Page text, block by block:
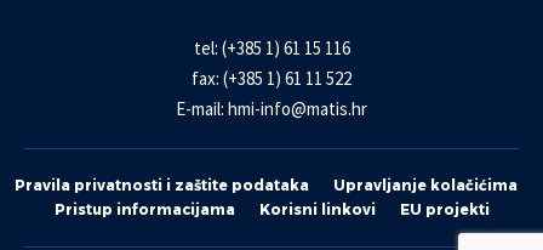
tel: (+385 1) 61 15 116
fax: (+385 1) 61 11 522
E-mail: hmi-info@matis.hr
Pravila privatnosti i zaštite podataka
Upravljanje kolačićima
Pristup informacijama
Korisni linkovi EU projekti